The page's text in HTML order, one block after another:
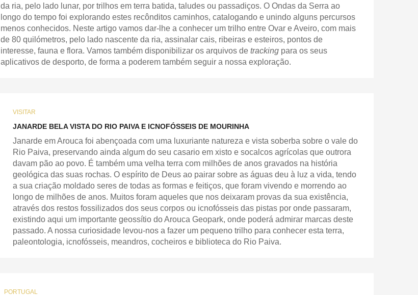
da ria, pelo lado lunar, por trilhos em terra batida, taludes ou passadiços. O Ondas da Serra ao
longo do tempo foi explorando estes recônditos caminhos, catalogando e unindo alguns percursos
menos conhecidos. Neste artigo vamos dar-lhe a conhecer um trilho entre Ovar e Aveiro, com mais
de 80 quilómetros, pelo lado nascente da ria, assinalar cais, ribeiras e esteiros, pontos de
interesse, fauna e flora. Vamos também disponibilizar os arquivos de tracking para os seus
aplicativos de desporto, de forma a poderem também seguir a nossa exploração.
VISITAR
JANARDE BELA VISTA DO RIO PAIVA E ICNOFÓSSEIS DE MOURINHA
Janarde em Arouca foi abençoada com uma luxuriante natureza e vista soberba sobre o vale do
Rio Paiva, preservando ainda algum do seu casario em xisto e socalcos agrícolas que outrora
davam pão ao povo. É também uma velha terra com milhões de anos gravados na história
geológica das suas rochas. O espírito de Deus ao pairar sobre as águas deu à luz a vida, tendo
a sua criação moldado seres de todas as formas e feitiços, que foram vivendo e morrendo ao
longo de milhões de anos. Muitos foram aqueles que nos deixaram provas da sua existência,
através dos restos fossilizados dos seus corpos ou icnofósseis das pistas por onde passaram,
existindo aqui um importante geossítio do Arouca Geopark, onde poderá admirar marcas deste
passado. A nossa curiosidade levou-nos a fazer um pequeno trilho para conhecer esta terra,
paleontologia, icnofósseis, meandros, cocheiros e biblioteca do Rio Paiva.
PORTUGAL